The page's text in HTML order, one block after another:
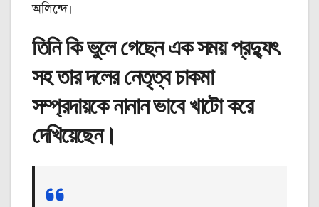
অলিন্দে।
তিনি কি ভুলে গেছেন এক সময় প্রদ্যুৎ
সহ তার দলের নেতৃত্ব চাকমা
সম্প্রদায়কে নানান ভাবে খাটো করে
দেখিয়েছেন।